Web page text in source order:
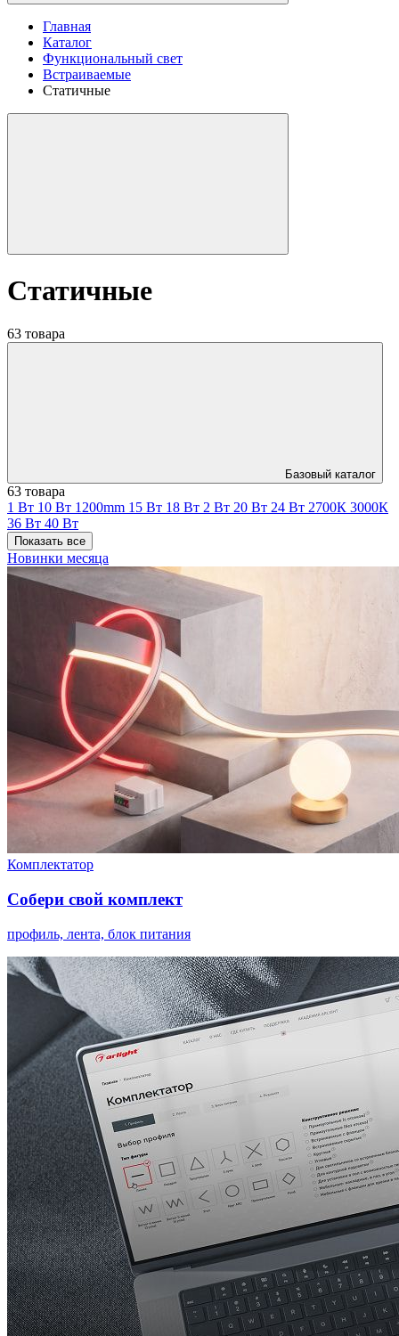
Главная
Каталог
Функциональный свет
Встраиваемые
Статичные
Статичные
63 товара
Базовый каталог
63 товара
1 Вт 10 Вт 1200mm 15 Вт 18 Вт 2 Вт 20 Вт 24 Вт 2700К 3000К
36 Вт 40 Вт
Показать все
Новинки месяца
Комплектатор
Собери свой комплект
профиль, лента, блок питания